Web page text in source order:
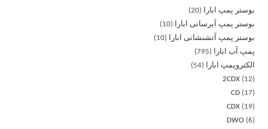
بوستر پمپ ابارا
20
بوستر پمپ آبرسانی ابارا
10
بوستر پمپ آتشنشانی ابارا
10
پمپ آب ابارا
795
الکتروپمپ ابارا
54
2CDX
12
CD
17
CDX
19
DWO
6